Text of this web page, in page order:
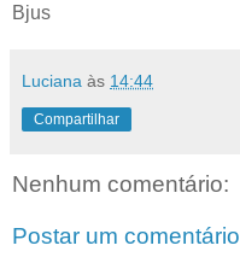
Bjus
Luciana às 14:44
Compartilhar
Nenhum comentário:
Postar um comentário